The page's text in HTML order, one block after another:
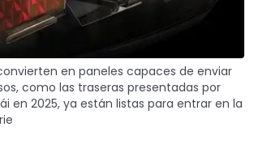
en paneles capaces de enviar
como las traseras presentadas por
en 2025, ya están listas para entrar en la